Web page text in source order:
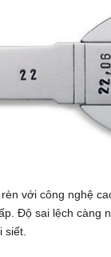
với công nghệ
Độ sai lệch càng
siết.